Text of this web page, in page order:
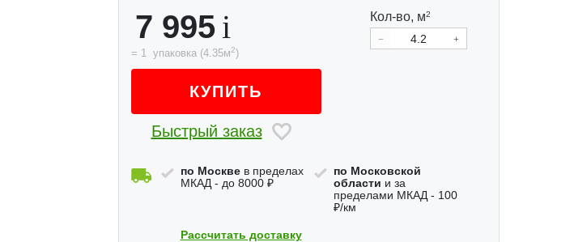
7 995
= 1 упаковка(4.35м2)
КУПИТЬ
Быстрый заказ
Кол-во, м2
по Москвев пределах
МКАД - до 8000 ₽
по Московской
области и за
пределами МКАД - 100
₽/км
Рассчитать доставку